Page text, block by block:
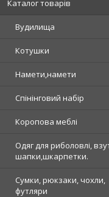
Каталог товарів
Вудилища
Котушки
Намети,намети
Спінінговий набір
Коропова меблі
Одяг для риболовлі,
шапки,шкарпетки.
Сумки, рюкзаки, чохли,
футляри